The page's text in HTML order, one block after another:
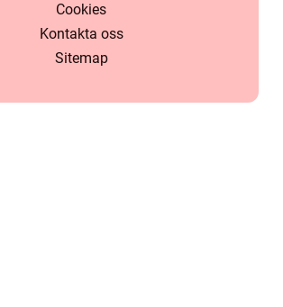
Cookies
Kontakta oss
Sitemap